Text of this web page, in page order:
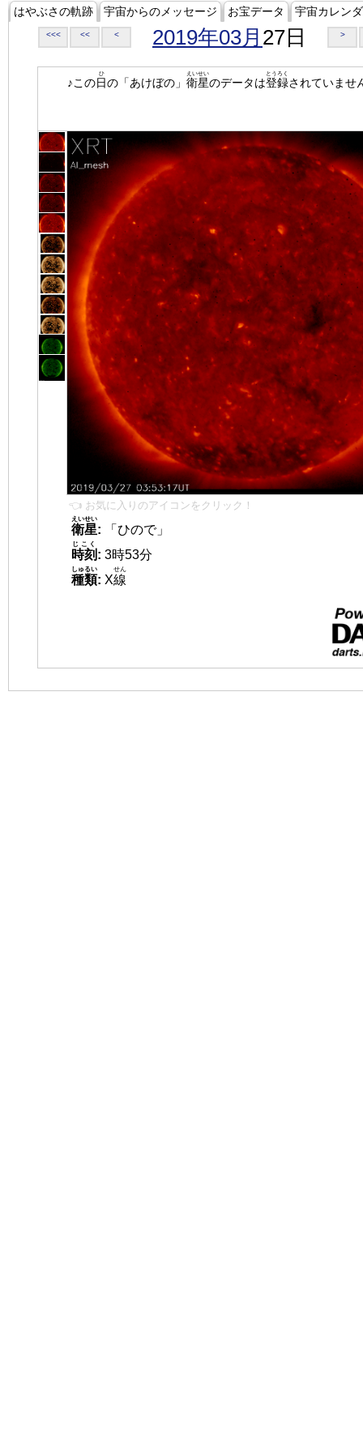
はやぶさの軌跡 宇宙からのメッセージ お宝データ 宇宙カレン
<<< << < 2019年03月 27日 >
♪この日
ひ
の「あけぼの」 衛星
えいせい
のデータは登録
とうろく
されていませ
👈 お気に入りのアイコンをクリック！
衛星
えいせい
:
「ひので」
時刻
じこく
: 3時53分
種類
しゅるい
: X線
せん